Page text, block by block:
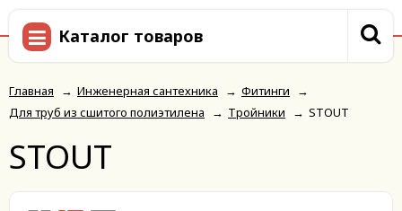
Каталог товаров
Главная → Инженерная сантехника → Фитинги
→
Для труб из сшитого полиэтилена
→ Тройники → STOUT
STOUT